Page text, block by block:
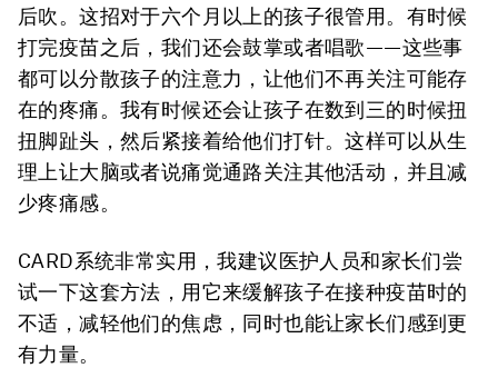
后吹。这招对于六个月以上的孩子很管用。有时候
打完疫苗之后，我们还会鼓掌或者唱歌——这些事
都可以分散孩子的注意力，让他们不再关注可能存
在的疼痛。我有时候还会让孩子在数到三的时候扭
扭脚趾头，然后紧接着给他们打针。这样可以从生
理上让大脑或者说痛觉通路关注其他活动，并且减
少疼痛感。
CARD系统非常实用，我建议医护人员和家长们尝
试一下这套方法，用它来缓解孩子在接种疫苗时的
不适，减轻他们的焦虑，同时也能让家长们感到更
有力量。